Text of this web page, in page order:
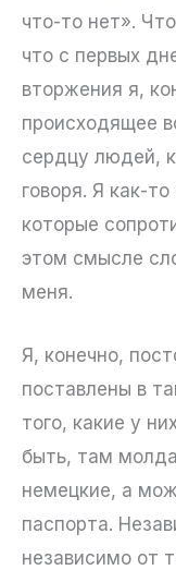
что-то нет».
что с первых
вторжения я,
происходящее
сердцу людей,
говоря. Я как-
которые
этом смысле
меня.
Я, конечно,
поставлены в
того, какие у
быть, там
немецкие, а
паспорта.
независимо от